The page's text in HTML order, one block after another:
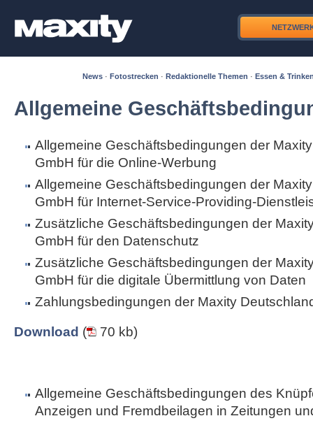
News · Fotostrecken · Redaktionelle Themen · Essen &
Allgemeine
Allgemeine Geschäftsbedingungen der
GmbH für die Online-Werbung
Allgemeine Geschäftsbedingungen der
GmbH für Internet-Service-Providing-
Zusätzliche Geschäftsbedingungen der
GmbH für den Datenschutz
Zusätzliche Geschäftsbedingungen der
GmbH für die digitale Übermittlung von Daten
Zahlungsbedingungen der Maxity
Download ( 70 kb)
Allgemeine Geschäftsbedingungen des
Anzeigen und Fremdbeilagen in Zeitungen